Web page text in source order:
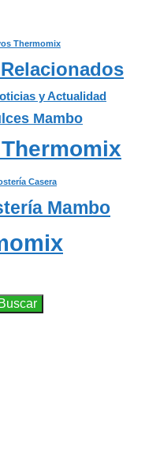
Thermomix
y Actualidad
Mambo
Casera
Mambo